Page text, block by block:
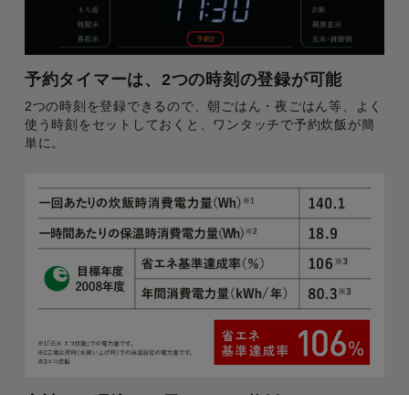
予約タイマーは、2つの時刻の登録が可能
2つの時刻を登録できるので、朝ごはん・夜ごはん等、よく
使う時刻をセットしておくと、ワンタッチで予約炊飯が簡
単に。